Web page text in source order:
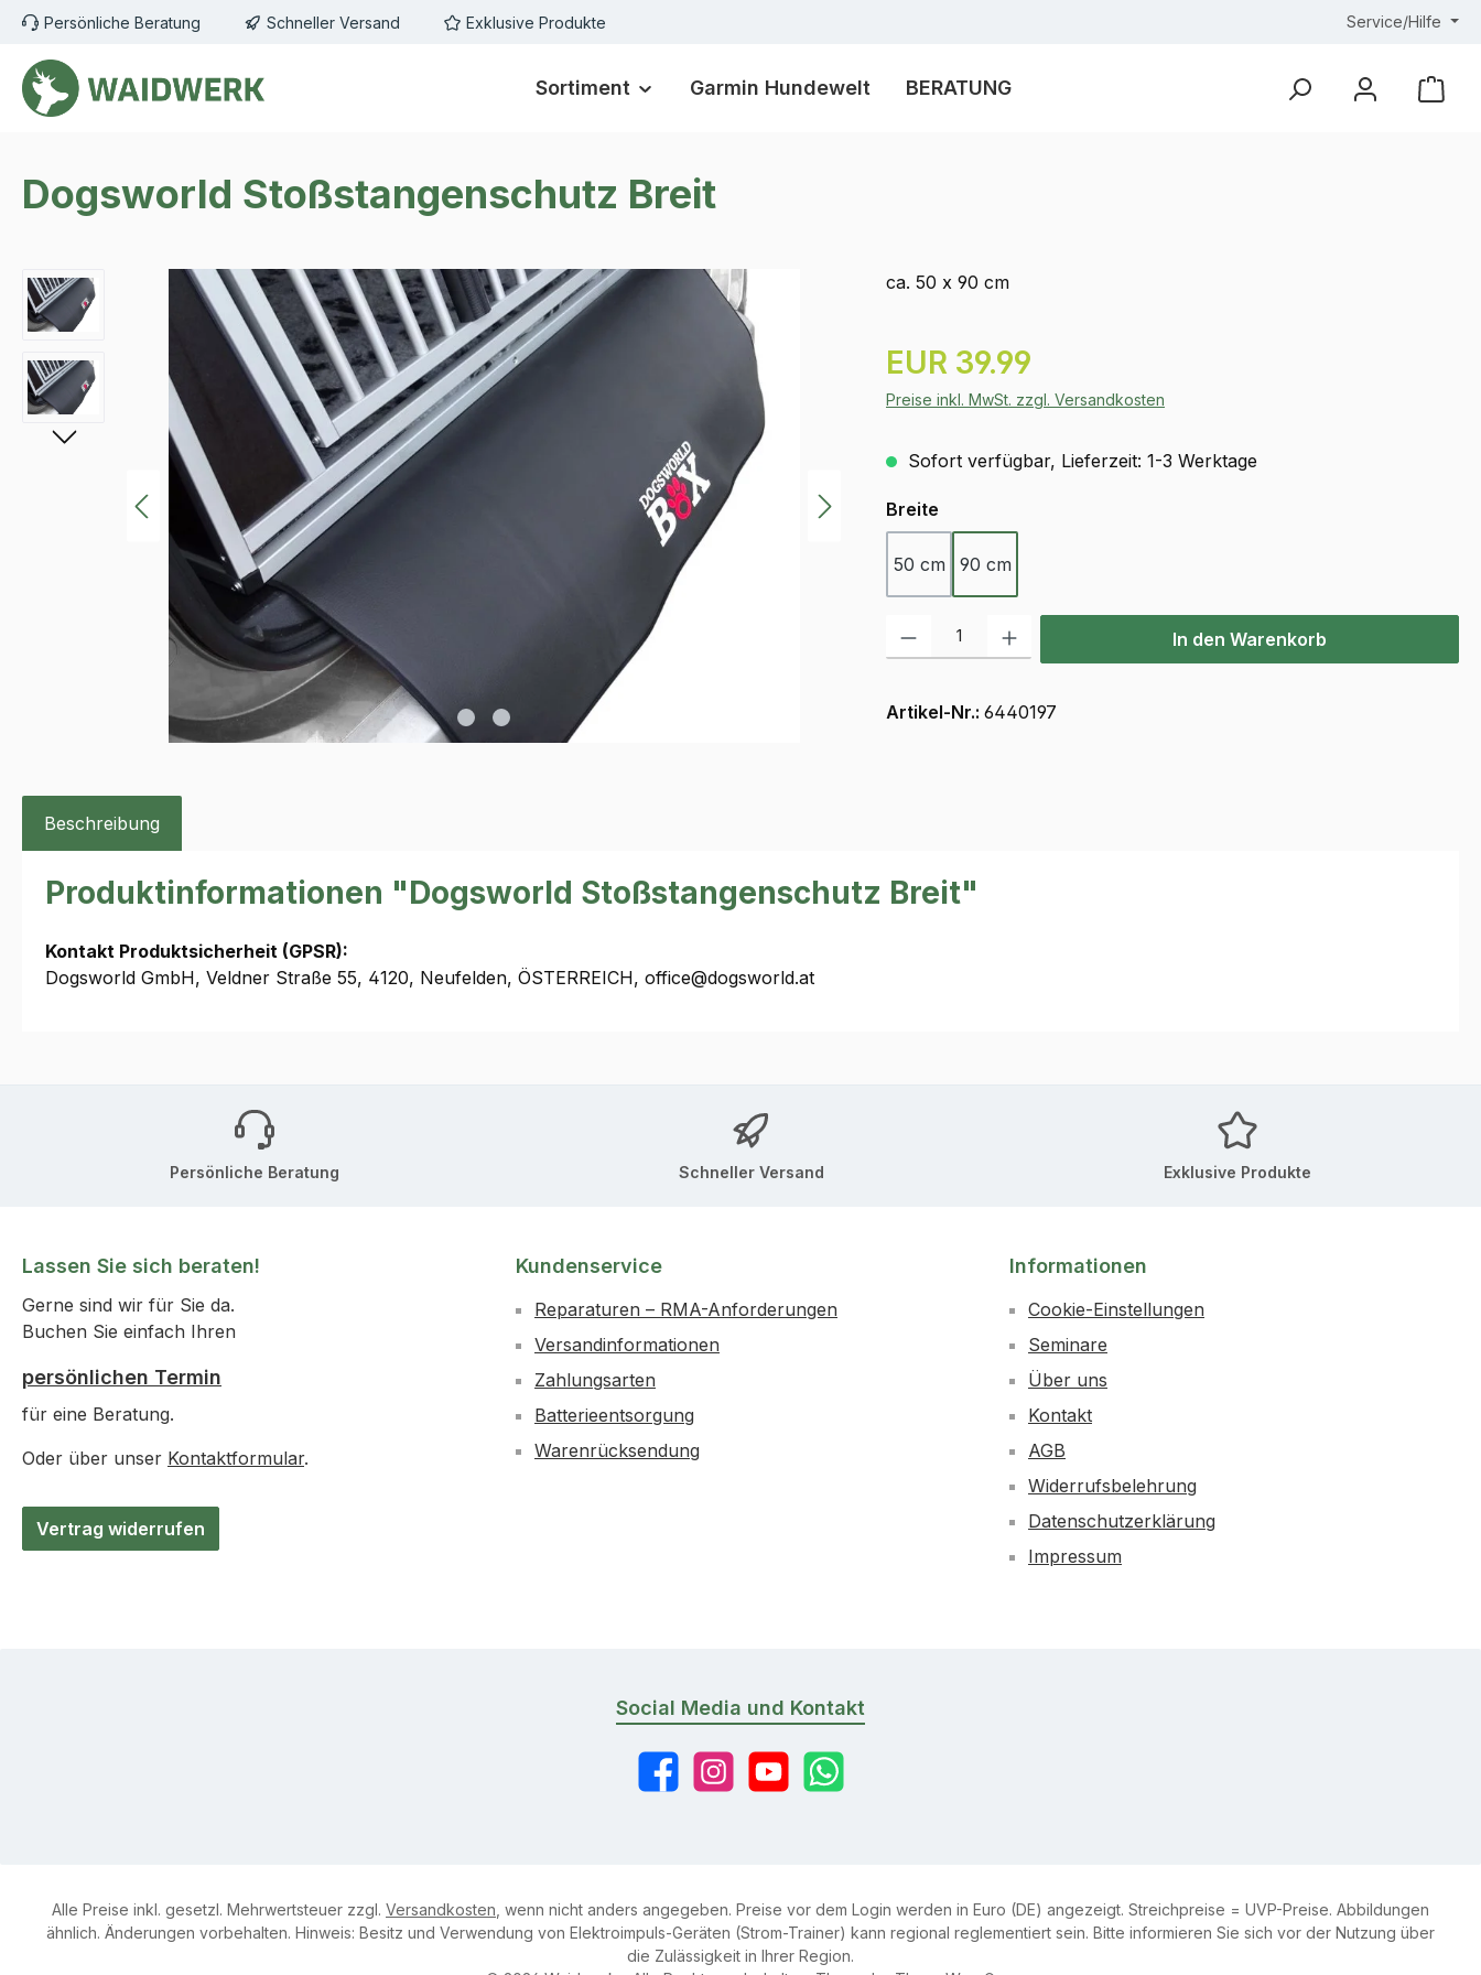
Hauptinhalt springen
Zur Suche springen
Zur Hauptnavigation springen
Persönliche Beratung Schneller Versand Exklusive Produkte Service/Hilfe
Sortiment Garmin Hundewelt BERATUNG
Dogsworld Stoßstangenschutz Breit
Bildergalerie überspringen ca. 50 x 90 cm
Regulärer Preis:
EUR 39.99
Preise inkl. MwSt. zzgl. Versandkosten
Sofort verfügbar, Lieferzeit: 1-3 Werktage
Breite
50 cm 90 cm
Produkt Anzahl: Gib den gewünschten Wert ein oder benutze die Schaltflächen
In den Warenkorb
Artikel-Nr.: 6440197
Beschreibung
Produktinformationen "Dogsworld Stoßstangenschutz Breit"
Kontakt Produktsicherheit (GPSR):
Dogsworld GmbH, Veldner Straße 55, 4120, Neufelden, ÖSTERREICH, office@dogsworld.at
Persönliche Beratung Schneller Versand Exklusive Produkte
Lassen Sie sich beraten!
Gerne sind wir für Sie da.
Buchen Sie einfach Ihren
persönlichen Termin
für eine Beratung.
Oder über unser Kontaktformular.
Vertrag widerrufen
Kundenservice
Reparaturen – RMA-Anforderungen
Versandinformationen
Zahlungsarten
Batterieentsorgung
Warenrücksendung
Informationen
Cookie-Einstellungen
Seminare
Über uns
Kontakt
AGB
Widerrufsbelehrung
Datenschutzerklärung
Impressum
Social Media und Kontakt
FacebookInstagramYouTubeWhatsApp
Alle Preise inkl. gesetzl. Mehrwertsteuer zzgl. Versandkosten , wenn nicht anders angegeben. Preise vor dem Login werden in Euro (DE) angezeigt. Streichpreise = UVP-Preise. Abbildungen
ähnlich. Änderungen vorbehalten. Hinweis: Besitz und Verwendung von Elektroimpuls-Geräten (Strom-Trainer) kann regional reglementiert sein. Bitte informieren Sie sich vor der Nutzung über
die Zulässigkeit in Ihrer Region.